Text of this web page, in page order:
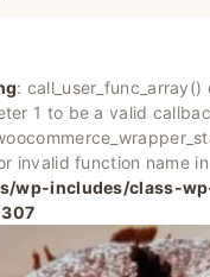
: call_user_func_array()
1 to be a valid
invalid function name in
wp-includes/class-
307